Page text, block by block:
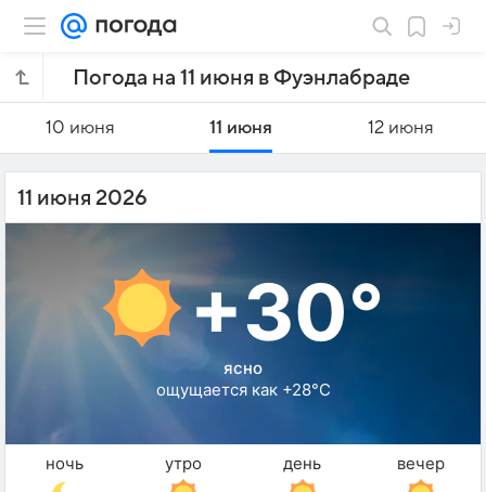
Погода на 11 июня в Фуэнлабраде
10 июня 11 июня 12 июня
11 июня 2026
+30°
ясно
ощущается как +28°C
ночь утро день вечер